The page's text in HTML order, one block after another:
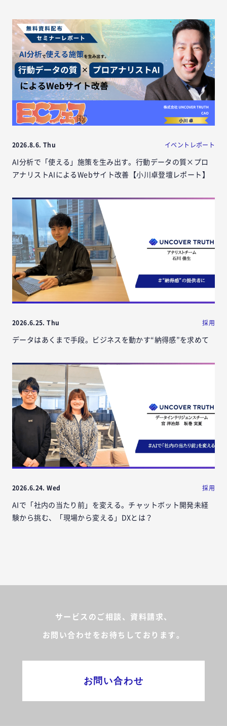
2026.8.6. Thu イベントレポート
AI分析で「使える」施策を生み出す。行動データの質×プロ
アナリストAIによるWebサイト改善【小川卓登壇レポート】
2026.6.25. Thu 採用
データはあくまで手段。ビジネスを動かす“納得感”を求めて
2026.6.24. Wed 採用
AIで「社内の当たり前」を変える。チャットボット開発未経
験から挑む、「現場から変える」DXとは？
サービスのご相談、資料請求、
お問い合わせをお待ちしております。
お問い合わせ